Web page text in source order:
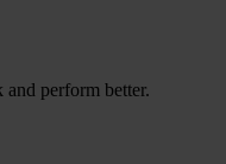
perform better.